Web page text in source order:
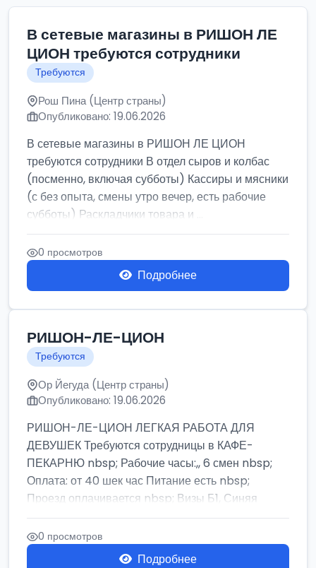
В сетевые магазины в РИШОН ЛЕ
ЦИОН требуются сотрудники
Требуются
Рош Пина (Центр страны)
Опубликовано: 19.06.2026
В сетевые магазины в РИШОН ЛЕ ЦИОН
требуются сотрудники В отдел сыров и колбас
(посменно, включая субботы) Кассиры и мясники
(с без опыта, смены утро вечер, есть рабочие
субботы) Раскладчики товара и ...
0 просмотров
Подробнее
РИШОН-ЛЕ-ЦИОН
Требуются
Ор Йегуда (Центр страны)
Опубликовано: 19.06.2026
РИШОН-ЛЕ-ЦИОН ЛЕГКАЯ РАБОТА ДЛЯ
ДЕВУШЕК Требуются сотрудницы в КАФЕ-
ПЕКАРНЮ nbsp; Рабочие часы:,, 6 смен nbsp;
Оплата: от 40 шек час Питание есть nbsp;
Проезд оплачивается nbsp; Визы Б1, Синяя
бумага,...
0 просмотров
Подробнее